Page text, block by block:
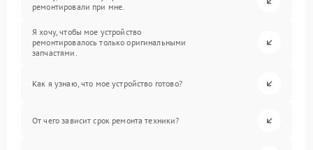
ремонтировали при мне.
Я хочу, чтобы мое устройство
ремонтировалось только оригинальными
запчастями.
Как я узнаю, что мое устройство готово?
От чего зависит срок ремонта техники?